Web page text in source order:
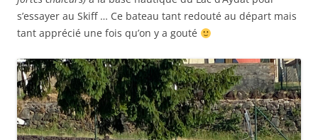
s’essayer au Skiff … Ce bateau tant redouté au départ mais
tant apprécié une fois qu’on y a gouté